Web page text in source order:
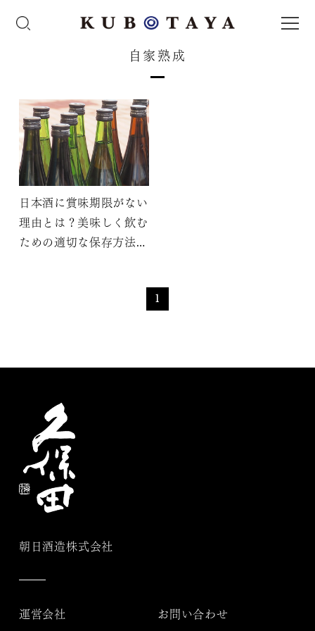
自家熟成
日本酒に賞味期限がない
理由とは？美味しく飲む
ための適切な保存方法な
1
朝日酒造株式会社
運営会社 お問い合わせ